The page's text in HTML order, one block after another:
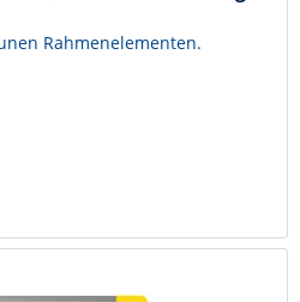
Rahmenelementen.